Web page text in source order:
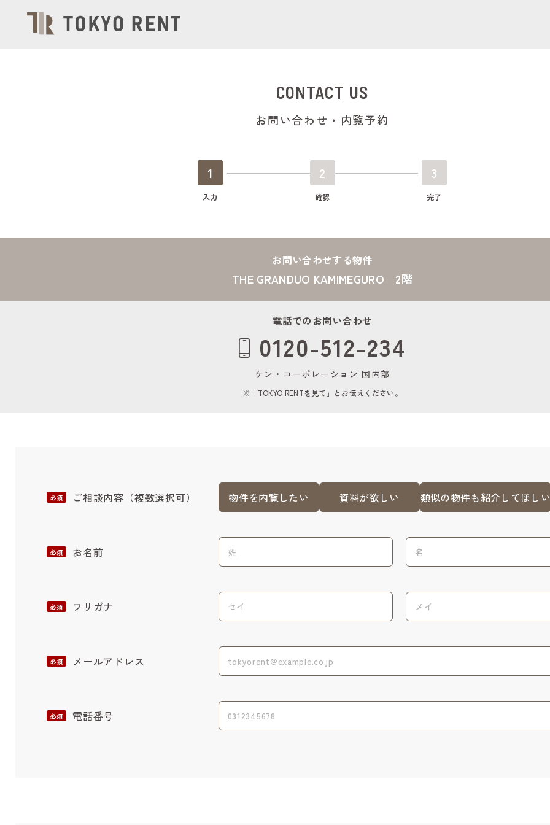
CONTACT US
お問い合わせ・内覧予約
1
入力
2
確認
3
完了
お問い合わせする物件
THE GRANDUO KAMIMEGURO 2階
電話でのお問い合わせ
0120-512-234
ケン・コーポレーション 国内部
※「TOKYO RENTを見て」とお伝えください。
必須 ご相談内容 （複数選択可） 物件を内覧したい 資料が欲しい 類似の物件も紹介してほしい
必須 お名前
必須 フリガナ
必須 メールアドレス
必須 電話番号